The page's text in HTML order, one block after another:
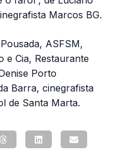
Marcos BG.
ASFSM,
e Cia, Restaurante
Porto
Barra, cinegrafista
de Santa Marta.